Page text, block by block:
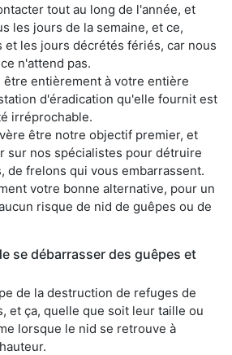
tout au long de l'année, et
les jours de la semaine, et ce,
et les jours décrétés fériés, car nous
n'attend pas.
être entièrement à votre entière
d'éradication qu'elle fournit est
irréprochable.
être notre objectif premier, et
sur nos spécialistes pour détruire
de frelons qui vous embarrassent.
votre bonne alternative, pour un
risque de nid de guêpes ou de
se débarrasser des guêpes et
de la destruction de refuges de
et ça, quelle que soit leur taille ou
lorsque le nid se retrouve à